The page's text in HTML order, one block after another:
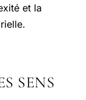
et la
SENS